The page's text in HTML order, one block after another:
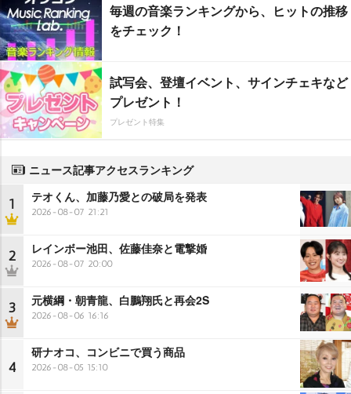
毎週の音楽ランキングから、ヒットの推移
をチェック！
試写会、登壇イベント、サインチェキなど
プレゼント！
プレゼント特集
ニュース記事アクセスランキング
1 テオくん、加藤乃愛との破局を発表
2026-08-07 21:21
2 レインボー池田、佐藤佳奈と電撃婚
2026-08-07 20:00
3 元横綱・朝青龍、白鵬翔氏と再会2S
2026-08-06 16:16
4
研ナオコ、コンビニで買う商品
2026-08-05 15:10